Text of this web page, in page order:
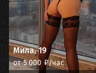
Мила,19
от5 000 ₽/час